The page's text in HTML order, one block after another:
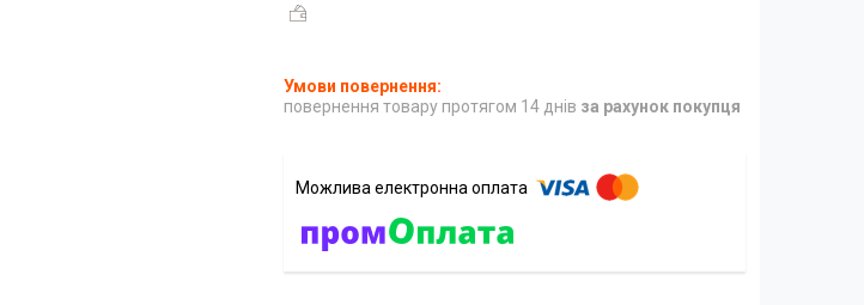
повернення товару протягом 14 днів за рахунок покупця